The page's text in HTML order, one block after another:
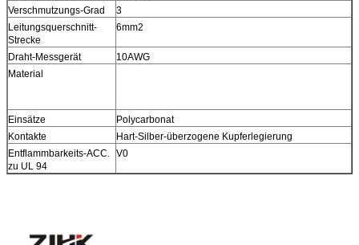
Verschmutzungs-Grad
3
Leitungsquerschnitt-
Strecke
6mm2
Draht-Messgerät
10AWG
Material
Einsätze
Polycarbonat
Kontakte
Hart-Silber-überzogene Kupferlegierung
Entflammbarkeits-ACC.
zu UL 94
V0